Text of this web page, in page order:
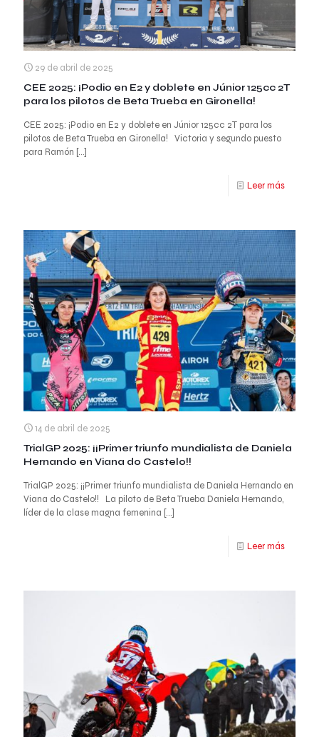
29 de abril de 2025
CEE 2025: ¡Podio en E2 y doblete en Júnior 125cc 2T
para los pilotos de Beta Trueba en Gironella!
CEE 2025: ¡Podio en E2 y doblete en Júnior 125cc 2T para los
pilotos de Beta Trueba en Gironella! Victoria y segundo puesto
para Ramón […]
Leer más
14 de abril de 2025
TrialGP 2025: ¡¡Primer triunfo mundialista de Daniela
Hernando en Viana do Castelo!!
TrialGP 2025: ¡¡Primer triunfo mundialista de Daniela Hernando en
Viana do Castelo!! La piloto de Beta Trueba Daniela Hernando,
líder de la clase magna femenina […]
Leer más